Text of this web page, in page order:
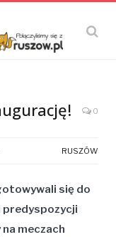
0
RUSZÓW
się do
predyspozycji
meczach